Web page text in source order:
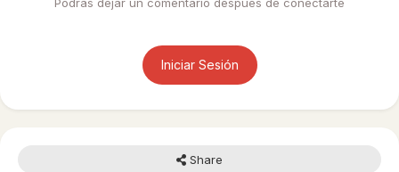
Iniciar Sesión
Share